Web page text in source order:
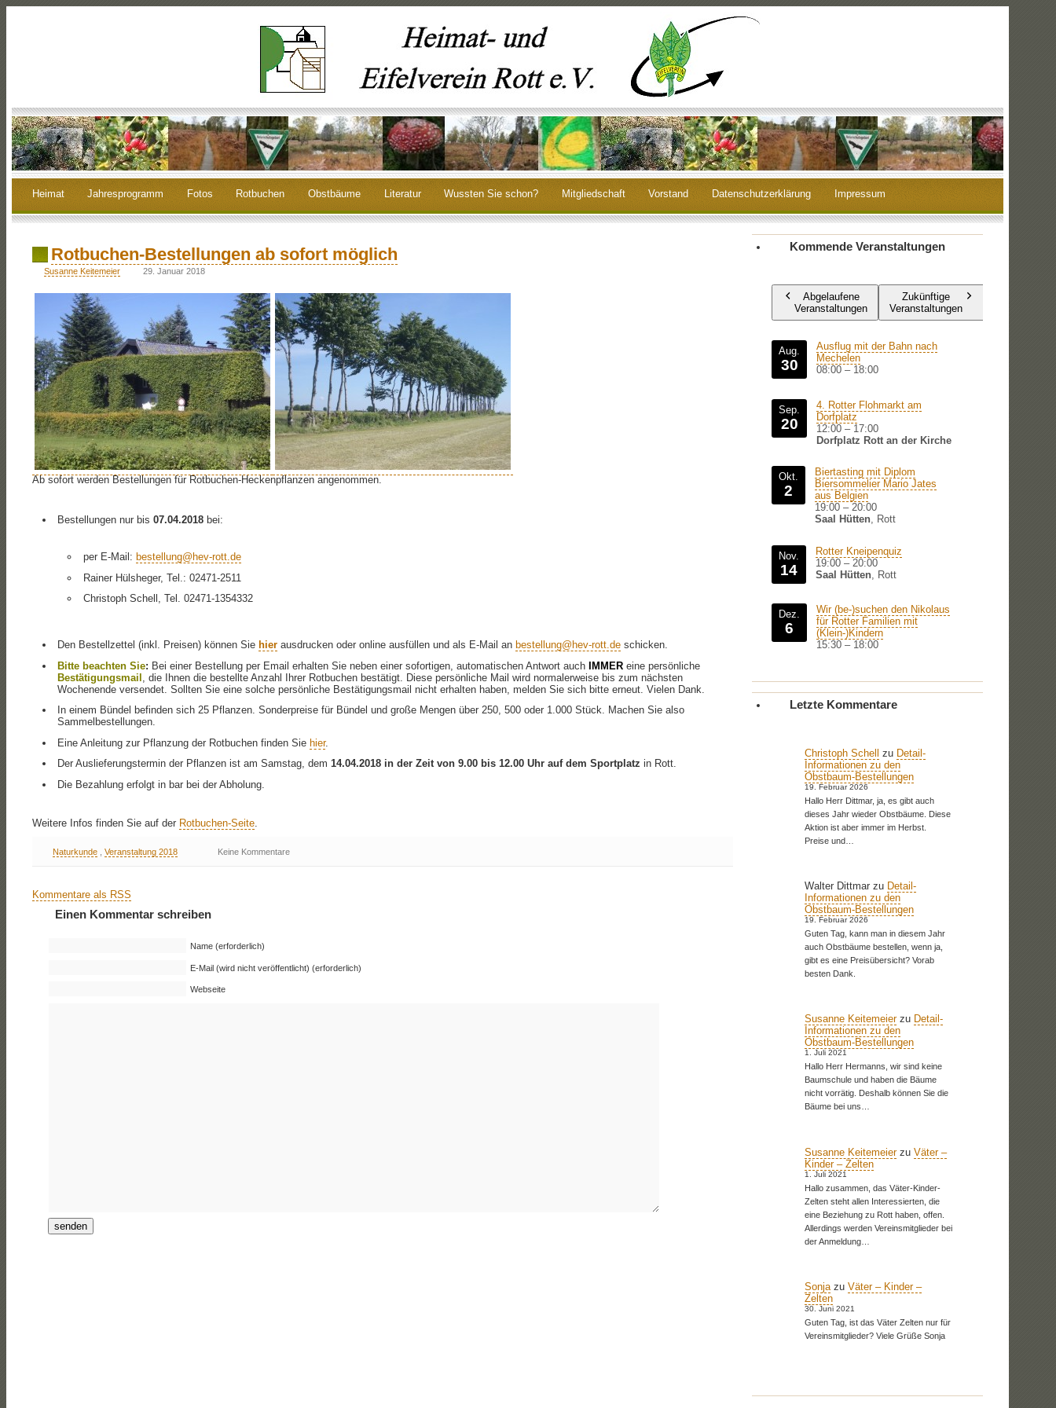
Heimat Jahresprogramm Fotos Rotbuchen Obstbäume Literatur Wussten Sie schon? Mitgliedschaft Vorstand Datenschutzerklärung Impressum
Rotbuchen-Bestellungen ab sofort möglich
Susanne Keitemeier 29. Januar 2018
Ab sofort werden Bestellungen für Rotbuchen-Heckenpflanzen angenommen.
Bestellungen nur bis07.04.2018 bei:
per E-Mail: bestellung@hev-rott.de
Rainer Hülsheger, Tel.: 02471-2511
Christoph Schell, Tel. 02471-1354332
Den Bestellzettel (inkl. Preisen) können Sie hier ausdrucken oder online ausfüllen und als E-Mail an bestellung@hev-rott.de schicken.
Bitte beachten Sie: Bei einer Bestellung per Email erhalten Sie neben einer sofortigen, automatischen Antwort auch IMMER eine persönliche
Bestätigungsmail
, die Ihnen die bestellte Anzahl Ihrer Rotbuchen bestätigt. Diese persönliche Mail wird normalerweise bis zum nächsten
Wochenende versendet. Sollten Sie eine solche persönliche Bestätigungsmail nicht erhalten haben, melden Sie sich bitte erneut. Vielen Dank.
In einem Bündel befinden sich 25 Pflanzen. Sonderpreise für Bündel und große Mengen über 250, 500 oder 1.000 Stück. Machen Sie also
Sammelbestellungen.
Eine Anleitung zur Pflanzung der Rotbuchen finden Sie hier.
Der Auslieferungstermin der Pflanzen ist am Samstag, dem 14.04.2018 in der Zeit von 9.00 bis 12.00 Uhr auf dem Sportplatz in Rott.
Die Bezahlung erfolgt in bar bei der Abholung.
Weitere Infos finden Sie auf der Rotbuchen-Seite.
Naturkunde, Veranstaltung 2018 Keine Kommentare
Kommentare als RSS
Einen Kommentar schreiben
Name (erforderlich)
E-Mail (wird nicht veröffentlicht) (erforderlich)
Webseite
Kommende Veranstaltungen
Abgelaufene
Veranstaltungen
Zukünftige
Veranstaltungen
Aug.
30
Ausflug mit der Bahn nach
Mechelen
08:00 – 18:00
Sep.
20
4. Rotter Flohmarkt am
Dorfplatz
12:00 – 17:00
Dorfplatz Rott an der Kirche
Okt.
2
Biertasting mit Diplom
Biersommelier Mario Jates
aus Belgien
19:00 – 20:00
Saal Hütten, Rott
Nov.
14
Rotter Kneipenquiz
19:00 – 20:00
Saal Hütten , Rott
Dez.
6
Wir (be-)suchen den Nikolaus
für Rotter Familien mit
(Klein-)Kindern
15:30 – 18:00
Letzte Kommentare
Christoph Schell zu Detail-
Informationen zu den
Obstbaum-Bestellungen
19. Februar 2026
Hallo Herr Dittmar, ja, es gibt auch
dieses Jahr wieder Obstbäume. Diese
Aktion ist aber immer im Herbst.
Preise und…
Walter Dittmarzu Detail-
Informationen zu den
Obstbaum-Bestellungen
19. Februar 2026
Guten Tag, kann man in diesem Jahr
auch Obstbäume bestellen, wenn ja,
gibt es eine Preisübersicht? Vorab
besten Dank.
Susanne Keitemeierzu Detail-
Informationen zu den
Obstbaum-Bestellungen
1. Juli 2021
Hallo Herr Hermanns, wir sind keine
Baumschule und haben die Bäume
nicht vorrätig. Deshalb können Sie die
Bäume bei uns…
Susanne Keitemeierzu Väter –
Kinder – Zelten
1. Juli 2021
Hallo zusammen, das Väter-Kinder-
Zelten steht allen Interessierten, die
eine Beziehung zu Rott haben, offen.
Allerdings werden Vereinsmitglieder bei
der Anmeldung…
Sonjazu Väter – Kinder –
Zelten
30. Juni 2021
Guten Tag, ist das Väter Zelten nur für
Vereinsmitglieder? Viele Grüße Sonja